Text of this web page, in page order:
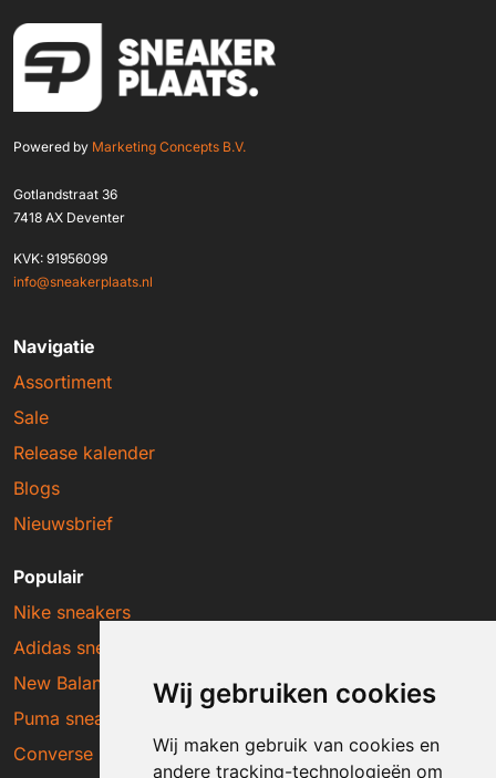
Wij gebruiken cookies
Wij maken gebruik van cookies en
andere tracking-technologieën om
Powered by Marketing Concepts B.V.
Gotlandstraat 36
7418 AX Deventer
KVK: 91956099
info@sneakerplaats.nl
Navigatie
Assortiment
Sale
Release kalender
Blogs
Nieuwsbrief
Populair
Nike sneakers
Adidas sneakers
New Balance sneakers
Puma sneakers
Converse sneakers